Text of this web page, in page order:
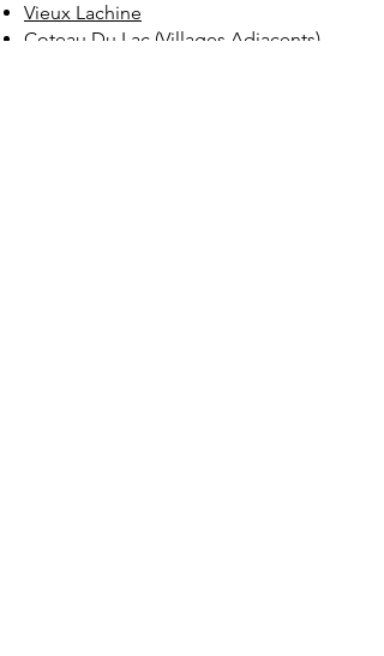
Vieux Lachine
Coteau Du Lac (Villages Adjacents)